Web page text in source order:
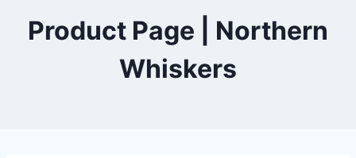
Product Page | Northern
Whiskers